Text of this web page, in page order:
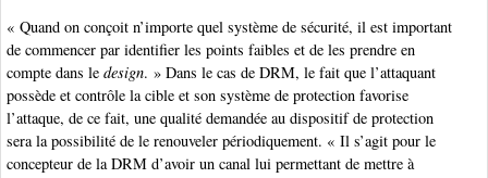
« Quand on conçoit n’importe quel système de sécurité, il est important
de commencer par identifier les points faibles et de les prendre en
compte dans le design. » Dans le cas de DRM, le fait que l’attaquant
possède et contrôle la cible et son système de protection favorise
l’attaque, de ce fait, une qualité demandée au dispositif de protection
sera la possibilité de le renouveler périodiquement. « Il s’agit pour le
concepteur de la DRM d’avoir un canal lui permettant de mettre à